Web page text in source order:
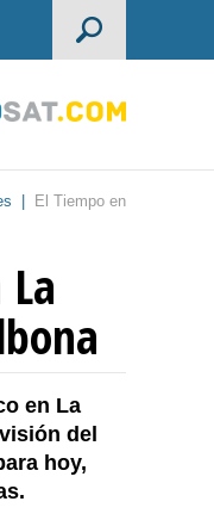
El Tiempo en
en La
del
hoy,